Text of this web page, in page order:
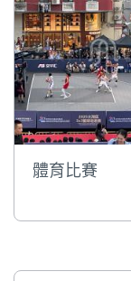
體育比賽